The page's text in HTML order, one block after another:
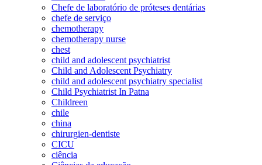
Chefe de laboratório de próteses dentárias
chefe de serviço
chemotherapy
chemotherapy nurse
chest
child and adolescent psychiatrist
Child and Adolescent Psychiatry
child and adolescent psychiatry specialist
Child Psychiatrist In Patna
Childreen
chile
china
chirurgien-dentiste
CICU
ciência